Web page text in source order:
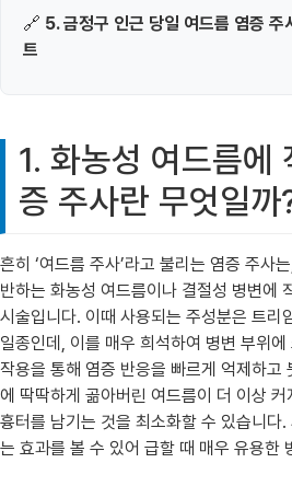
🔗 5. 금정구 인근 당일 여드름 염증 주
트
1. 화농성 여드름에
증 주사란 무엇일까
흔히 ‘여드름 주사’라고 불리는 염증 주사
반하는 화농성 여드름이나 결절성 병변에
시술입니다. 이때 사용되는 주성분은 트리
일종인데, 이를 매우 희석하여 병변 부위
작용을 통해 염증 반응을 빠르게 억제하고
에 딱딱하게 곪아버린 여드름이 더 이상
흉터를 남기는 것을 최소화할 수 있습니다
는 효과를 볼 수 있어 급할 때 매우 유용한